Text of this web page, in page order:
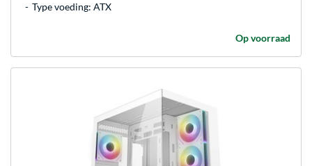
Type voeding: ATX
Op voorraad